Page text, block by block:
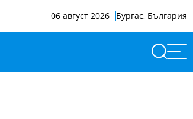
06 август 2026 Бургас, България